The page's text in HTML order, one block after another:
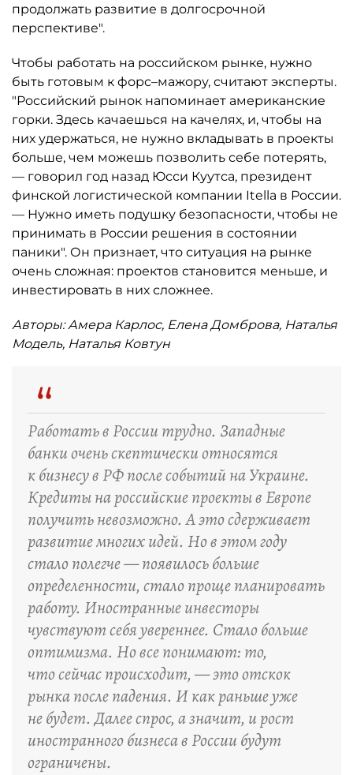
продолжать развитие в долгосрочной
перспективе".
Чтобы работать на российском рынке, нужно
быть готовым к форс–мажору, считают эксперты.
"Российский рынок напоминает американские
горки. Здесь качаешься на качелях, и, чтобы на
них удержаться, не нужно вкладывать в проекты
больше, чем можешь позволить себе потерять,
— говорил год назад Юсси Куутса, президент
финской логистической компании Itella в России.
— Нужно иметь подушку безопасности, чтобы не
принимать в России решения в состоянии
паники". Он признает, что ситуация на рынке
очень сложная: проектов становится меньше, и
инвестировать в них сложнее.
Авторы: Амера Карлос, Елена Домброва, Наталья
Модель, Наталья Ковтун
“
Работать в России трудно. Западные
банки очень скептически относятся
к бизнесу в РФ после событий на Украине.
Кредиты на российские проекты в Европе
получить невозможно. А это сдерживает
развитие многих идей. Но в этом году
стало полегче — появилось больше
определенности, стало проще планировать
работу. Иностранные инвесторы
чувствуют себя увереннее. Стало больше
оптимизма. Но все понимают: то,
что сейчас происходит, — это отскок
рынка после падения. И как раньше уже
не будет. Далее спрос, а значит, и рост
иностранного бизнеса в России будут
ограничены.